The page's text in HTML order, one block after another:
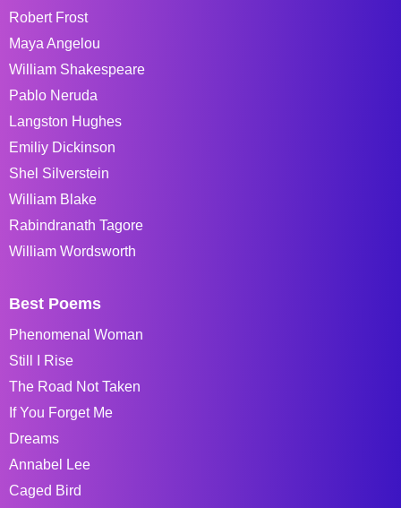
Robert Frost
Maya Angelou
William Shakespeare
Pablo Neruda
Langston Hughes
Emiliy Dickinson
Shel Silverstein
William Blake
Rabindranath Tagore
William Wordsworth
Best Poems
Phenomenal Woman
Still I Rise
The Road Not Taken
If You Forget Me
Dreams
Annabel Lee
Caged Bird